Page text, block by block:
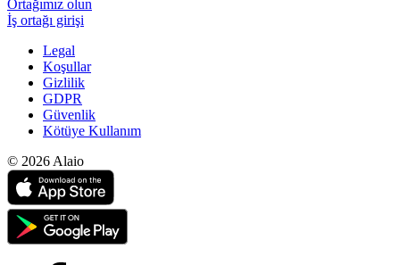
Ortağımız olun
İş ortağı girişi
Legal
Koşullar
Gizlilik
GDPR
Güvenlik
Kötüye Kullanım
© 2026 Alaio